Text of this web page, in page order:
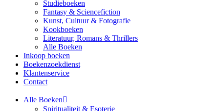
Studieboeken
Fantasy & Sciencefiction
Kunst, Cultuur & Fotografie
Kookboeken
Literatuur, Romans & Thrillers
Alle Boeken
Inkoop boeken
Boekenzoekdienst
Klantenservice
Contact
Alle Boeken
Spiritualiteit & Esoterie